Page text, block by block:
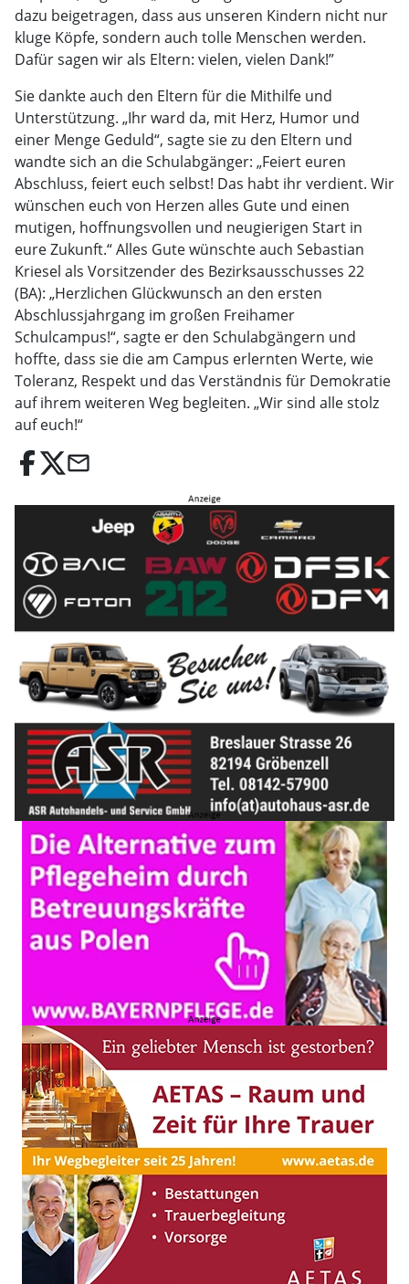
dazu beigetragen, dass aus unseren Kindern nicht nur
kluge Köpfe, sondern auch tolle Menschen werden.
Dafür sagen wir als Eltern: vielen, vielen Dank!”
Sie dankte auch den Eltern für die Mithilfe und
Unterstützung. „Ihr ward da, mit Herz, Humor und
einer Menge Geduld“, sagte sie zu den Eltern und
wandte sich an die Schulabgänger: „Feiert euren
Abschluss, feiert euch selbst! Das habt ihr verdient. Wir
wünschen euch von Herzen alles Gute und einen
mutigen, hoffnungsvollen und neugierigen Start in
eure Zukunft.“ Alles Gute wünschte auch Sebastian
Kriesel als Vorsitzender des Bezirksausschusses 22
(BA): „Herzlichen Glückwunsch an den ersten
Abschlussjahrgang im großen Freihamer
Schulcampus!“, sagte er den Schulabgängern und
hoffte, dass sie die am Campus erlernten Werte, wie
Toleranz, Respekt und das Verständnis für Demokratie
auf ihrem weiteren Weg begleiten. „Wir sind alle stolz
auf euch!“
email